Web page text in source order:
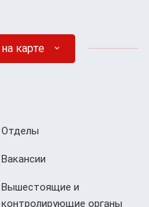
карте
Отделы
Вакансии
Вышестоящие и
контролирующие органы